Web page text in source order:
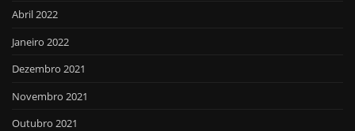
Abril 2022
Janeiro 2022
Dezembro 2021
Novembro 2021
Outubro 2021